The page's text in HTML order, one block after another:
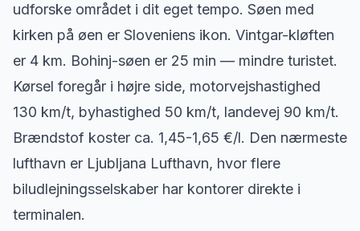
udforske området i dit eget tempo. Søen med
kirken på øen er Sloveniens ikon. Vintgar-kløften
er 4 km. Bohinj-søen er 25 min — mindre turistet.
Kørsel foregår i højre side, motorvejshastighed
130 km/t, byhastighed 50 km/t, landevej 90 km/t.
Brændstof koster ca. 1,45-1,65 €/l. Den nærmeste
lufthavn er Ljubljana Lufthavn, hvor flere
biludlejningsselskaber har kontorer direkte i
terminalen.